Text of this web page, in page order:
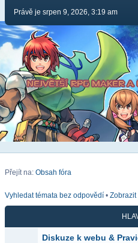
Právě je srpen 9, 2026, 3:19 am
Přejít na: Obsah fóra
Vyhledat témata bez odpovědí • Zobrazit
Diskuze k webu &